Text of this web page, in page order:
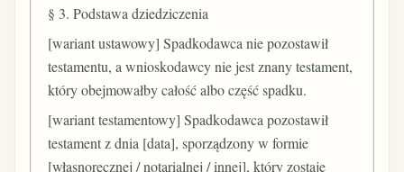
§ 3. Podstawa dziedziczenia
[wariant ustawowy] Spadkodawca nie pozostawił
testamentu, a wnioskodawcy nie jest znany testament,
który obejmowałby całość albo część spadku.
[wariant testamentowy] Spadkodawca pozostawił
testament z dnia [data], sporządzony w formie
[własnoręcznej / notarialnej / innej], który zostaje